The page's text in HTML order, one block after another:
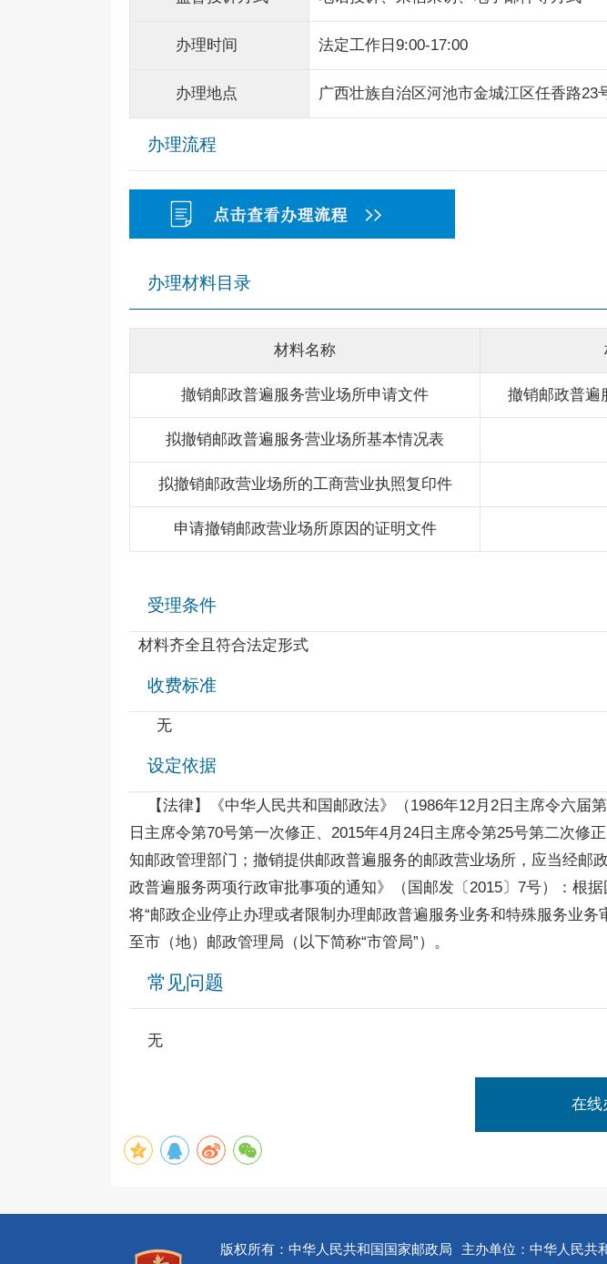
办理时间 法定工作日9:00-17:00
办理地点 广西壮族自治区河池市金城江区任香路23
办理流程
办理材料目录
材料名称
撤销邮政普遍服务营业场所申请文件 撤销邮政普遍
拟撤销邮政普遍服务营业场所基本情况表
拟撤销邮政营业场所的工商营业执照复印件
申请撤销邮政营业场所原因的证明文件
受理条件
材料齐全且符合法定形式
收费标准
无
设定依据
【法律】《中华人民共和国邮政法》（1986年12月2日主席令六届
日主席令第70号第一次修正、2015年4月24日主席令第25号第二次
知邮政管理部门；撤销提供邮政普遍服务的邮政营业场所，应当经
政普遍服务两项行政审批事项的通知》（国邮发〔2015〕7号）：根
将“邮政企业停止办理或者限制办理邮政普遍服务业务和特殊服务业
至市（地）邮政管理局（以下简称“市管局”）。
常见问题
无
在线
版权所有：中华人民共和国国家邮政局 主办单位：中华人民共